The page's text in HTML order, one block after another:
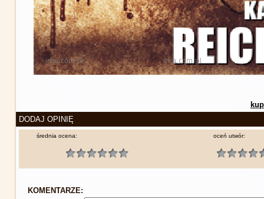
DODAJ OPINIĘ
średnia ocena: oceń utwór:
KOMENTARZE: